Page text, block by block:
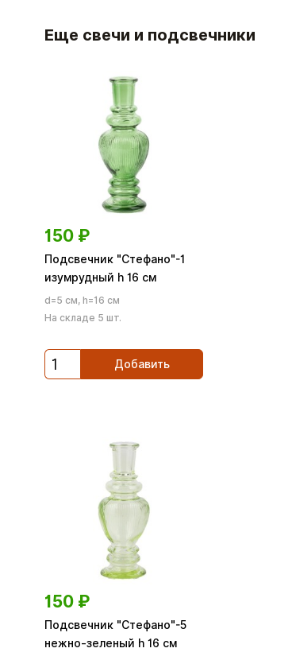
Еще свечи и подсвечники
150 ₽
Подсвечник "Стефано"-1
изумрудный h 16 см
d=5 см, h=16 см
На складе 5 шт.
Добавить
150 ₽
Подсвечник "Стефано"-5
нежно-зеленый h 16 см